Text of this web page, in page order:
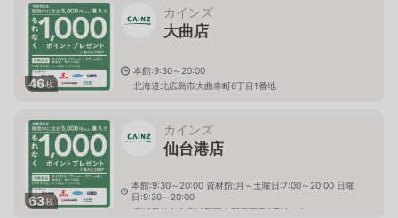
46枚
カインズ
大曲店
本館:9:30～20:00
北海道北広島市大曲幸町6丁目1番地
63枚
カインズ
仙台港店
本館:9:30～20:00 資材館:月～土曜日:7:00～20:00 日曜
日:9:30～20:00
宮城県仙台市宮城野区中野三丁目5番地の6